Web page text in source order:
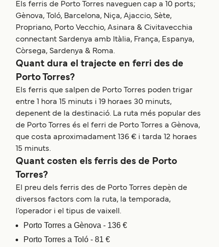
Els ferris de Porto Torres naveguen cap a 10 ports;
Gènova, Toló, Barcelona, Niça, Ajaccio, Sète,
Propriano, Porto Vecchio, Asinara & Civitavecchia
connectant Sardenya amb Itàlia, França, Espanya,
Còrsega, Sardenya & Roma.
Quant dura el trajecte en ferri des de
Porto Torres?
Els ferris que salpen de Porto Torres poden trigar
entre 1 hora 15 minuts i 19 horaes 30 minuts,
depenent de la destinació. La ruta més popular des
de Porto Torres és el ferri de Porto Torres a Gènova,
que costa aproximadament 136 € i tarda 12 horaes
15 minuts.
Quant costen els ferris des de Porto
Torres?
El preu dels ferris des de Porto Torres depèn de
diversos factors com la ruta, la temporada,
l’operador i el tipus de vaixell.
Porto Torres a Gènova - 136 €
Porto Torres a Toló - 81 €